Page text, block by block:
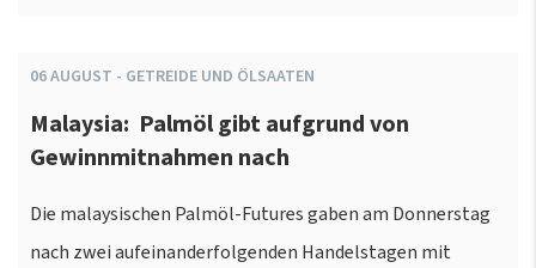
06AUGUST - GETREIDE UND ÖLSAATEN
Malaysia: Palmöl gibt aufgrund von
Gewinnmitnahmen nach
Die malaysischen Palmöl-Futures gaben am Donnerstag
nach zwei aufeinanderfolgenden Handelstagen mit